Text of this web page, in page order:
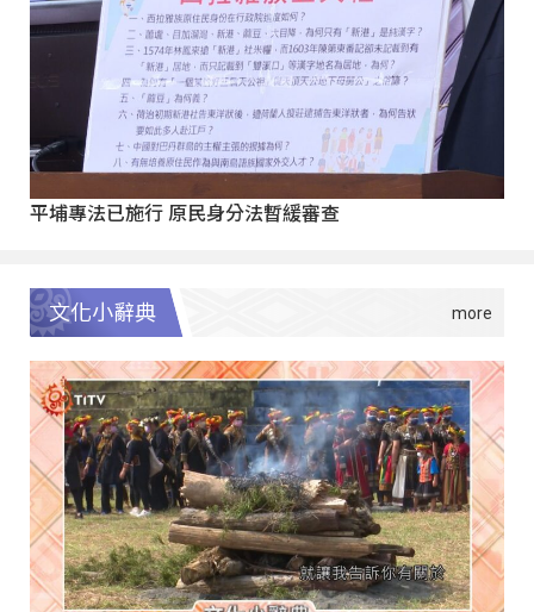
平埔專法已施行 原民身分法暫緩審查
文化小辭典